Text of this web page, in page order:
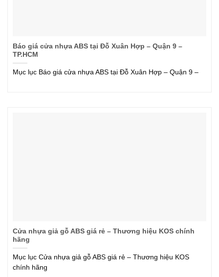
Báo giá cửa nhựa ABS tại Đỗ Xuân Hợp – Quận 9 –
TP.HCM
Mục lục Báo giá cửa nhựa ABS tại Đỗ Xuân Hợp – Quận 9 –
Cửa nhựa giả gỗ ABS giá rẻ – Thương hiệu KOS chính
hãng
Mục lục Cửa nhựa giả gỗ ABS giá rẻ – Thương hiệu KOS
chính hãng